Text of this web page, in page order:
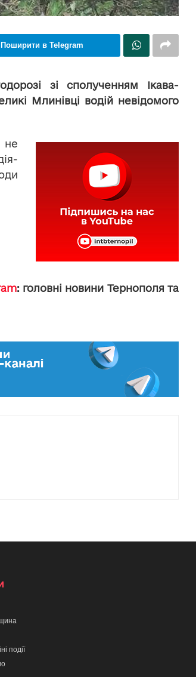
Поширити в Telegram
зі сполученням Ікава-
Млинівці водій невідомого
не
: головні новини Тернополя та
події